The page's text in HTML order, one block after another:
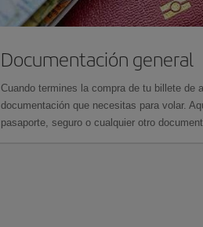
Documentación general
Cuando termines la compra de tu billete de
documentación que necesitas para volar.
pasaporte, seguro o cualquier otro